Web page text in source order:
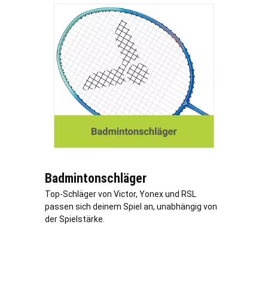
Badmintonschläger
Top-Schläger von Victor, Yonex und RSL
passen sich deinem Spiel an, unabhängig von
der Spielstärke.